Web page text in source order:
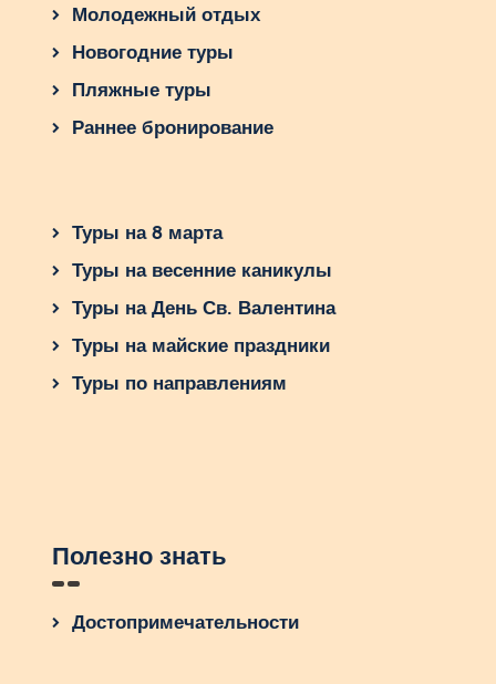
Молодежный отдых
Новогодние туры
Пляжные туры
Раннее бронирование
Туры на 8 марта
Туры на весенние каникулы
Туры на День Св. Валентина
Туры на майские праздники
Туры по направлениям
Полезно знать
Достопримечательности